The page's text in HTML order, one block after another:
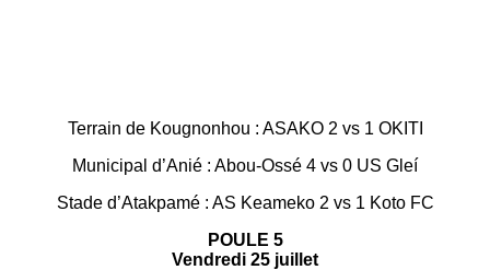
Terrain de Kougnonhou : ASAKO 2 vs 1 OKITI
Municipal d’Anié : Abou-Ossé 4 vs 0 US Gleí
Stade d’Atakpamé : AS Keameko 2 vs 1 Koto FC
POULE 5
Vendredi 25 juillet